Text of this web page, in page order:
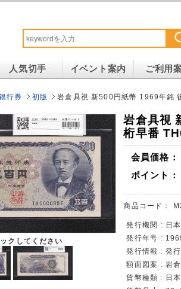
人気切手 イベント案内 ご利用
行券 初版 岩倉具視 新500円紙幣 1969年銘
クしてください
岩倉具視
桁早番
会員価格：
ポイント：
商品コード：
発行機関 : 日
発行年号 :
発行情報 : 発
額面図案 : 岩
貨幣種類 : 日